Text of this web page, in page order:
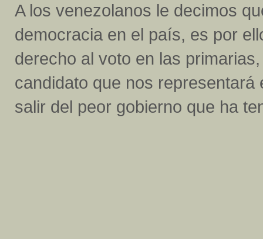
A los venezolanos le decimos
democracia en el país, es por
derecho al voto en las
candidato que nos
salir del peor gobierno que ha